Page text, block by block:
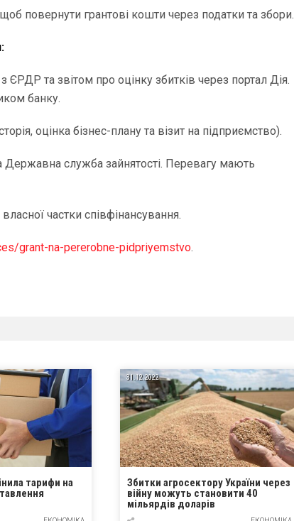
повернути грантові кошти через податки та збори.
та звітом про оцінку збитків через портал Дія.
банку.
оцінка бізнес-плану та візит на підприємство).
служба зайнятості. Перевагу мають
частки співфінансування.
grant-na-pererobne-pidpriyemstvo.
тарифи на
31.12.2022
Збитки агросектору України через
війну можуть становити 40
мільярдів доларів